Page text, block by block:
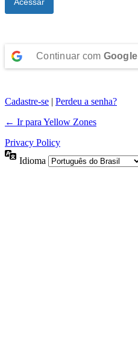
Continuar com Google
Cadastre-se | Perdeu a senha?
← Ir para Yellow Zones
Privacy Policy
Idioma